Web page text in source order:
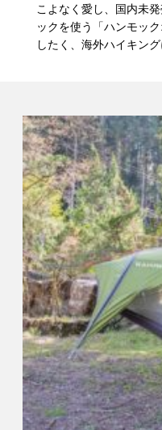
こよなく愛し、国内未
ックを使う「ハンモッ
したく、海外ハイキン